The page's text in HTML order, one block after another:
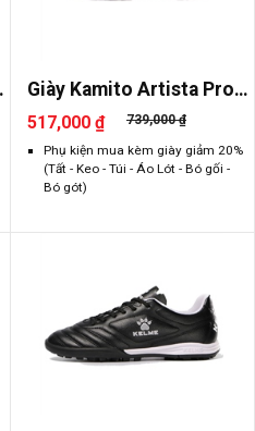
Giày Kamito Artista Pro
TF
517,000 ₫
739,000 ₫
Phụ kiện mua kèm giày giảm 20%
(Tất - Keo - Túi - Áo Lót - Bó gối -
Bó gót)